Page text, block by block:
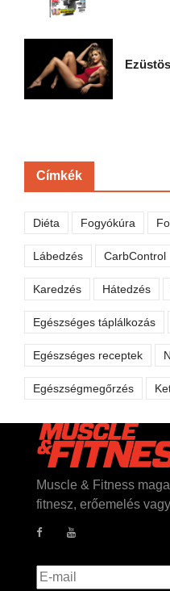
Címkék
Diéta Fogyókúra
Lábedzés CarbControl
Karedzés Hátedzés
Egészséges táplálkozás
Egészséges receptek
Egészségmegőrzés
Muscle & Fitness
fitnesz, erőemelés